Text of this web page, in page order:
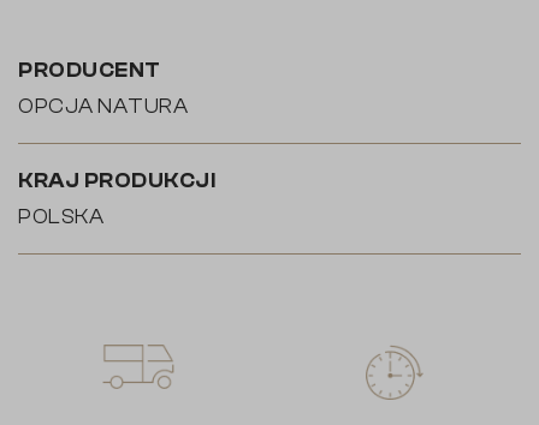
PRODUCENT
OPCJA NATURA
KRAJ PRODUKCJI
POLSKA